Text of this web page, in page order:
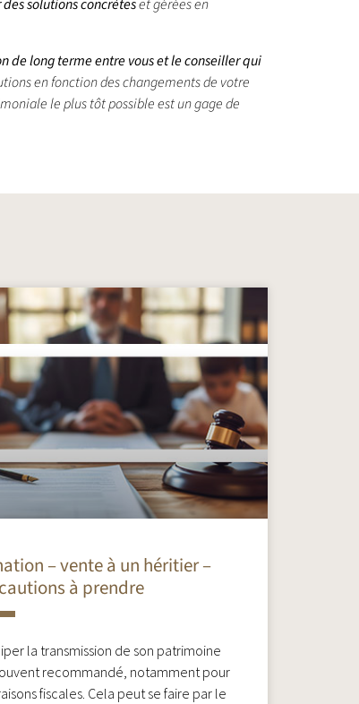
solutions concrèteset gérées en
de long terme entre vous et le conseiller qui
en fonction des changements de votre
le plus tôt possible est un gage de
– vente à un héritier –
à prendre
la transmission de son patrimoine
recommandé, notamment pour
fiscales. Cela peut se faire par le